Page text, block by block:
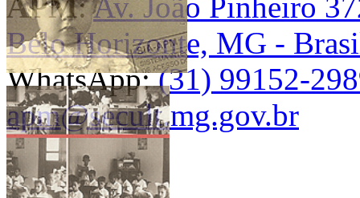
Belo Horizonte, MG -
WhatsApp:(31) 99152-
apm@secult.mg.gov.br